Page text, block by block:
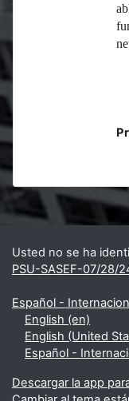
Bloques
Bloques
Usted no se ha
PSU-SASEF-07/28/
Español -
English ‎(en)‎
English (United
Español -
Descargar la app